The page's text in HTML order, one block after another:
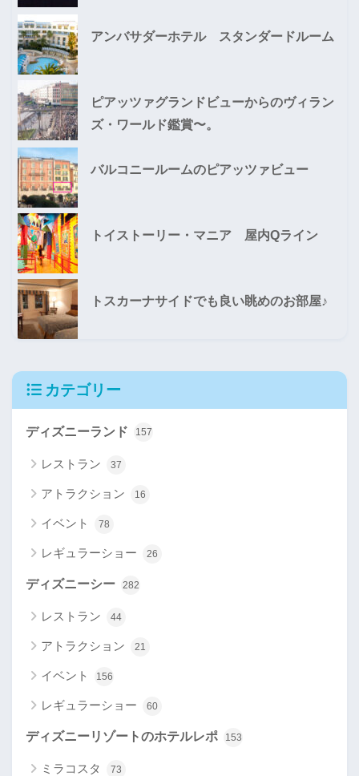
アンバサダーホテル スタンダードルーム
ピアッツァグランドビューからのヴィラン
ズ・ワールド鑑賞〜。
バルコニールームのピアッツァビュー
トイストーリー・マニア 屋内Qライン
トスカーナサイドでも良い眺めのお部屋♪
カテゴリー
ディズニーランド 157
レストラン 37
アトラクション 16
イベント 78
レギュラーショー 26
ディズニーシー 282
レストラン 44
アトラクション 21
イベント 156
レギュラーショー 60
ディズニーリゾートのホテルレポ 153
ミラコスタ 73